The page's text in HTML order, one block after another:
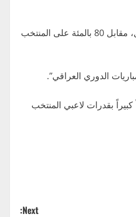
وأكد أنه “سيحضر لمتابعة المنتخبين، وأن المنتخب السورينامي يشبه المنتخب الإندونيسي”، مبيناً أن “تركيزه بنسبة 20 بالمئة على الخصم المحتمل، مقابل 80 بالمئة على المنتخب
الدوري العراقي”.
كبيراً بقدرات لاعبي المنتخب
Next: